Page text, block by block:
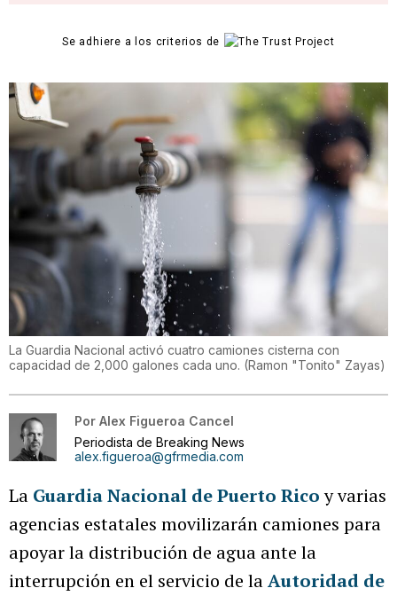
Se adhiere a los criterios de
La Guardia Nacional activó cuatro camiones cisterna con
capacidad de 2,000 galones cada uno. (Ramon "Tonito" Zayas)
Por Alex Figueroa Cancel
Periodista de Breaking News
alex.figueroa@gfrmedia.com
La Guardia Nacional de Puerto Ricoy varias
agencias estatales movilizarán camiones para
apoyar la distribución de agua ante la
interrupción en el servicio de laAutoridad de